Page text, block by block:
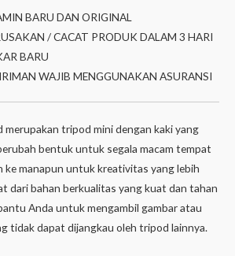
BARU DAN ORIGINAL
/ CACAT PRODUK DALAM 3 HARI
BARU
WAJIB MENGGUNAKAN ASURANSI
tripod mini dengan kaki yang
bentuk untuk segala macam tempat
ke manapun untuk kreativitas yang lebih
dari bahan berkualitas yang kuat dan tahan
Anda untuk mengambil gambar atau
tidak dapat dijangkau oleh tripod lainnya.